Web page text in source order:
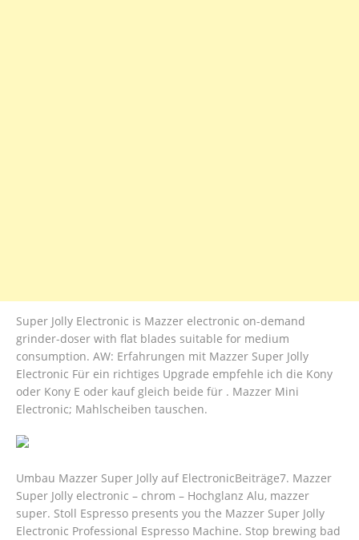
Super Jolly Electronic is Mazzer electronic on-demand
grinder-doser with flat blades suitable for medium
consumption. AW: Erfahrungen mit Mazzer Super Jolly
Electronic Für ein richtiges Upgrade empfehle ich die Kony
oder Kony E oder kauf gleich beide für . Mazzer Mini
Electronic; Mahlscheiben tauschen.
Umbau Mazzer Super Jolly auf ElectronicBeiträge7. Mazzer
Super Jolly electronic – chrom – Hochglanz Alu, mazzer
super. Stoll Espresso presents you the Mazzer Super Jolly
Electronic Professional Espresso Machine. Stop brewing bad